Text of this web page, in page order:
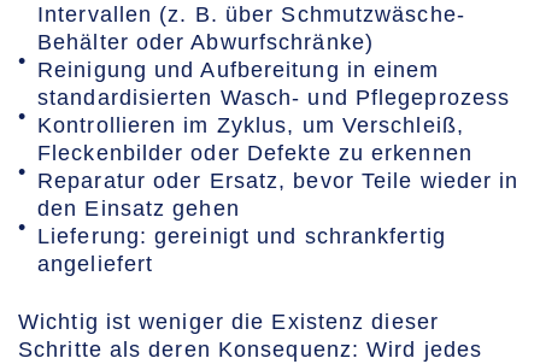
Intervallen (z. B. über Schmutzwäsche-
Behälter oder Abwurfschränke)
Reinigung und Aufbereitung in einem
standardisierten Wasch- und Pflegeprozess
Kontrollieren im Zyklus, um Verschleiß,
Fleckenbilder oder Defekte zu erkennen
Reparatur oder Ersatz, bevor Teile wieder in
den Einsatz gehen
Lieferung: gereinigt und schrankfertig
angeliefert
Wichtig ist weniger die Existenz dieser
Schritte als deren Konsequenz: Wird jedes